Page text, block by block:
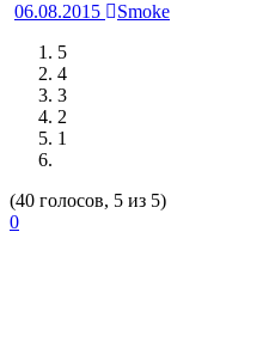
06.08.2015
Smoke
5
4
3
2
1
(40 голосов, 5 из 5)
0